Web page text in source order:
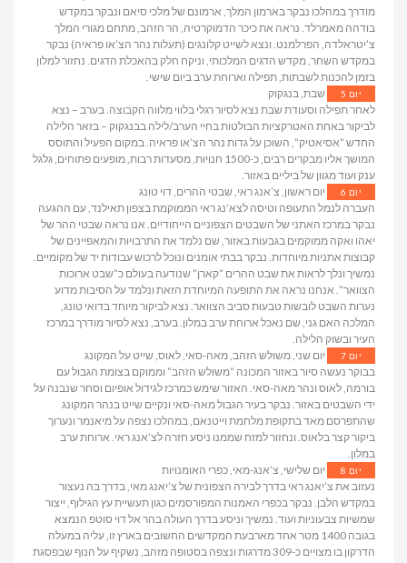
מודרך במהלכו נבקר בארמון המלך, ארמונם של מלכי סיאם ונבקר במקדש
בודהה מאמרלד. נראה את כיכר הדמוקרטיה, הר הזהב, מתחם מגורי המלך
צ’יטראלדה, הפרלמנט. ונצא לשייט קלונגים (תעלות נהר הצ’או פראיה) נבקר
במקדש השחר, מקדש הדגים המלכותי, וניקח חלק בהאכלת הדגים. נחזור למלון
בזמן להכנות לשבתות, תפילה וארוחת ערב ביום שישי.
יום 5
שבת, בנגקוק
לאחר תפילה וסעודת שבת נצא לסיור רגלי בלווי מלווה הקבוצה. בערב – נצא
לביקור באחת האטרקציות הבולטות בחיי הערב/לילה בבנגקוק – בזאר הלילה
החדש “אסיאטיק”, השוכן על גדות נהר הצ’או פראיה. במקום הפעיל והתוסס
המושך אליו מבקרים רבים, כ-1500 חנויות, מסעדות רבות, מופעים פתוחים, גלגל
ענק ועוד מגוון של ביליים באזור.
יום 6
יום ראשון, צ’אנג ראי, שבטי ההרים, דוי טונג
העברה לנמל התעופה וטיסה לצא’נג ראי הממוקמת בצפון תאילנד, עם ההגעה
נבקר במרכז האתני של השבטים הצפוניים הייחודיים. אנו נראה שבטי ההר של
יאהו ואקה ממוקמים בגבעות באזור, שם נלמד את התרבויות והמאפיינים של
קבוצות אתניות מיוחדות. נבקר בבתי אומנים ונוכל לרכוש עבודות יד של מקומיים.
נמשיך ונלך לראות את שבט ההרים “קארן” שנודעה בעולם כ”שבט ארוכות
הצוואר”. אנחנו נראה את התופעה המיוחדת הזאת ונלמד על הסיבות מדוע
נערות השבט לובשות טבעות סביב הצוואר. נצא לביקור מיוחד בדואי טונג,
המלכה האם גני, שם נאכל ארוחת ערב במלון. בערב, נצא לסיור מודרך במרכז
העיר ובשוק הלילה.
יום 7
יום שני, משולש הזהב, מאה-סאי, לאוס, שייט על המקונג
בבוקר נעשה סיור באזור המכונה “משולש הזהב” וממוקם בצומת הגבול עם
בורמה, לאוס ונהר מאה-סאי. האזור שימש כמרכז לגידול אופיום וסחר שנבנה על
ידי השבטים באזור. נבקר בעיר הגבול מאה-סאי ונקיים שייט בנהר המקונג
שהתפרסם מאד בתקופת מלחמת וייטנאם, במהלכו נצפה על מיאנמר ונערוך
ביקור קצר בלאוס. ונחזור למזח שממנו ניסע חזרה לצ’אנג ראי. ארוחת ערב
במלון.
יום 8
יום שלישי, צ’אנג-מאי, כפרי האומנויות
נעזוב את צ’יאנג ראי בדרך לבירה הצפונית של צ’יאנג מאי, בדרך בה נעצור
במקדש הלבן. נבקר בכפרי האמנות המפורסמים כגון תעשיית עץ הגילוף, ייצור
שמשיות צבעוניות ועוד. נמשיך וניסע בדרך העולה בהר אל דוי סוטפ הנמצא
בגובה 1400 מטר אחד מארבעת המקדשים החשובים בארץ זו, עליה במעלה
הדרקון בו מצויים כ-309 מדרגות ונצפה בסטופה מזהב, נשקיף על הנוף שבפסגת